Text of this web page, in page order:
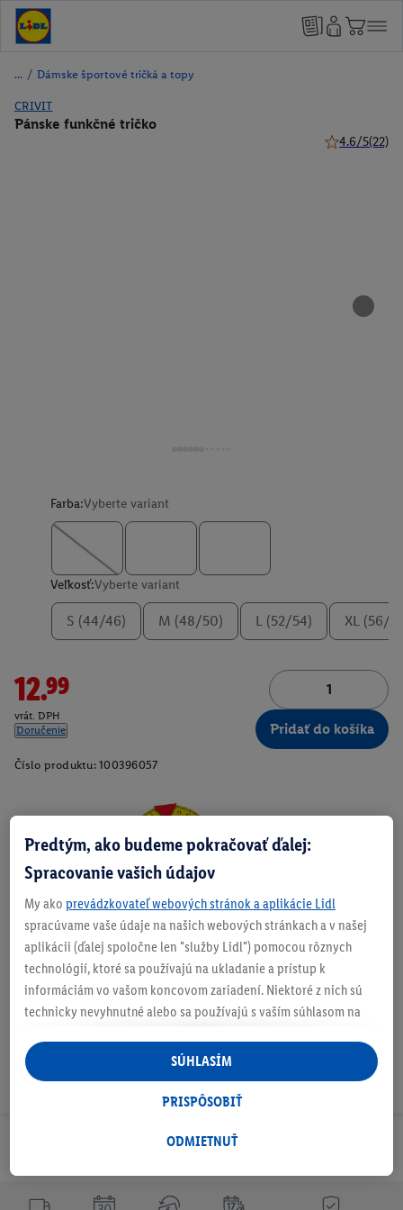
/ Dámske športové tričká a topy
CRIVIT
Pánske funkčné tričko
4.6/5(22)
Farba:Vyberte variant
Veľkosť:Vyberte variant
S (44/46) M (48/50) L (52/54) XL (56/
12.99
vrát. DPH
Doručenie
Pridať do košíka
Číslo produktu: 100396057
Zistite svoju veľkosť
O produkte
Odoberaj Newsletter!
Predtým, ako budeme pokračovať ďalej:
Spracovanie vašich údajov
My ako prevádzkovateľ webových stránok a aplikácie Lidl
spracúvame vaše údaje na našich webových stránkach a v našej
aplikácii (ďalej spoločne len "služby Lidl") pomocou rôznych
technológií, ktoré sa používajú na ukladanie a prístup k
informáciám vo vašom koncovom zariadení. Niektoré z nich sú
technicky nevyhnutné alebo sa používajú s vaším súhlasom na
personalizovanú reklamu v rámci služieb Lidl aj mimo nich. Ak
ste účastníkom programu Lidl Plus, na tieto účely sa spracúvajú
aj údaje z vášho nákupného správania v obchode.
následne si vytvoríte účet Lidl Plus alebo sa prihlásite do svojho
ktorú tam uvediete, aby sme vás mohli rozpoznať v službách
ODMIETNUŤ
PRISPÔSOBIŤ
SÚHLASÍM